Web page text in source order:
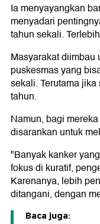
Ia menyayangkan
menyadari
tahun sekali.
Masyarakat
puskesmas yang
sekali. Terutama
tahun.
Namun, bagi
disarankan untuk
"Banyak kanker
fokus di kuratif,
Karenanya, lebih
ditangani, dengan
Baca juga: